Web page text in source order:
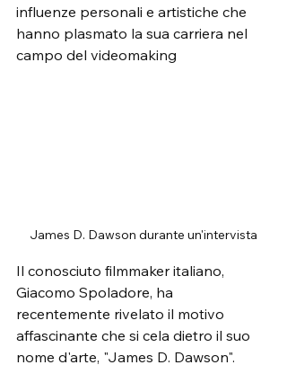
influenze personali e artistiche che
hanno plasmato la sua carriera nel
campo del videomaking
James D. Dawson durante un'intervista
Il conosciuto filmmaker italiano,
Giacomo Spoladore, ha
recentemente rivelato il motivo
affascinante che si cela dietro il suo
nome d'arte, "James D. Dawson".